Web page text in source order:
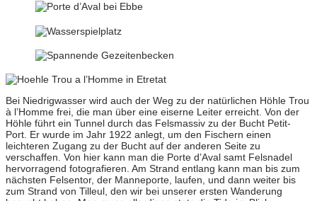
Bei Niedrigwasser wird auch der Weg zu der natürlichen Höhle Trou
à l’Homme frei, die man über eine eiserne Leiter erreicht. Von der
Höhle führt ein Tunnel durch das Felsmassiv zu der Bucht Petit-
Port. Er wurde im Jahr 1922 anlegt, um den Fischern einen
leichteren Zugang zu der Bucht auf der anderen Seite zu
verschaffen. Von hier kann man die Porte d’Aval samt Felsnadel
hervorragend fotografieren. Am Strand entlang kann man bis zum
nächsten Felsentor, der Manneporte, laufen, und dann weiter bis
zum Strand von Tilleul, den wir bei unserer ersten Wanderung